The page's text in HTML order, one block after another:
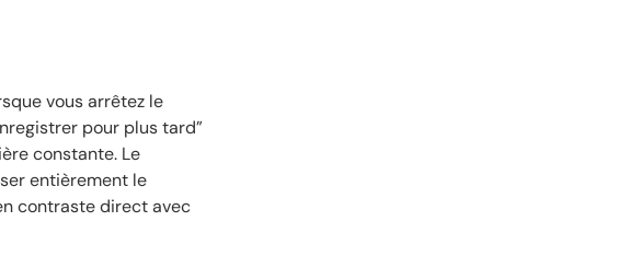
vous arrêtez le
pour plus tard”
constante. Le
entièrement le
contraste direct avec